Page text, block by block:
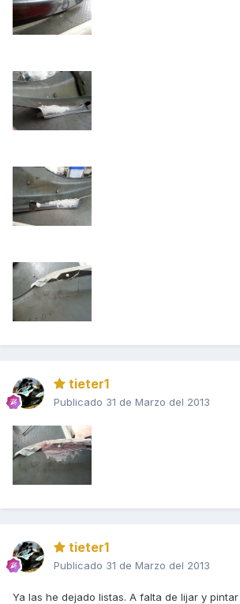
tieter1
Publicado 31 de Marzo del 2013
tieter1
Publicado 31 de Marzo del 2013
Ya las he dejado listas. A falta de lijar y pintar